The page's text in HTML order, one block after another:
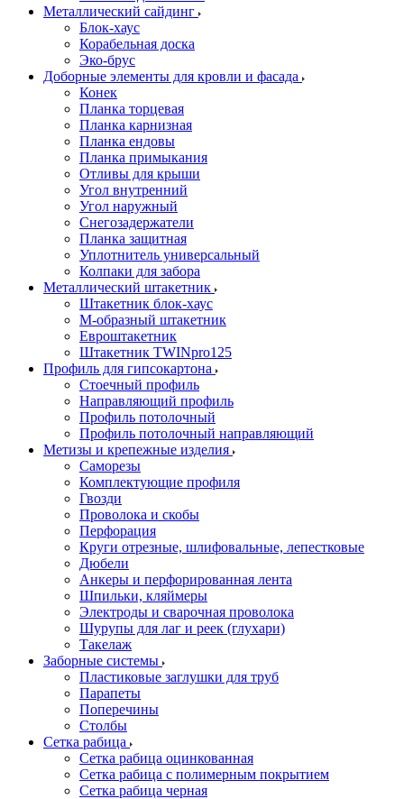
Металлический сайдинг
Блок-хаус
Корабельная доска
Эко-брус
Доборные элементы для кровли и фасада
Конек
Планка торцевая
Планка карнизная
Планка ендовы
Планка примыкания
Отливы для крыши
Угол внутренний
Угол наружный
Снегозадержатели
Планка защитная
Уплотнитель универсальный
Колпаки для забора
Металлический штакетник
Штакетник блок-хаус
М-образный штакетник
Евроштакетник
Штакетник TWINpro125
Профиль для гипсокартона
Стоечный профиль
Направляющий профиль
Профиль потолочный
Профиль потолочный направляющий
Метизы и крепежные изделия
Саморезы
Комплектующие профиля
Гвозди
Проволока и скобы
Перфорация
Круги отрезные, шлифовальные, лепестковые
Дюбели
Анкеры и перфорированная лента
Шпильки, кляймеры
Электроды и сварочная проволока
Шурупы для лаг и реек (глухари)
Такелаж
Заборные системы
Пластиковые заглушки для труб
Парапеты
Поперечины
Столбы
Сетка рабица
Сетка рабица оцинкованная
Сетка рабица с полимерным покрытием
Сетка рабица черная